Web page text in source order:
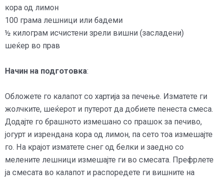
кора од лимон
100 грама лешници или бадеми
½ килограм исчистени зрели вишни (засладени)
шеќер во прав
Начин на подготовка:
Обложете го калапот со хартија за печење. Изматете ги
жолчките, шеќерот и путерот да добиете пенеста смеса.
Додајте го брашното измешано со прашок за печиво,
јогурт и изрендана кора од лимон, па сето тоа измешајте
го. На крајот изматете снег од белки и заедно со
мелените лешници измешајте ги во смесата. Префрлете
ја смесата во калапот и распоредете ги вишните на